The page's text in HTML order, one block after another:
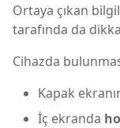
Ortaya çıkan
tarafında da
Cihazda
Kapak
İç ekranda